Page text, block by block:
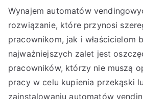
Wynajem automatów
rozwiązanie, które przynosi
pracownikom, jak i właścicielom
najważniejszych zalet jest
pracowników, którzy nie muszą
pracy w celu kupienia przekąski
zainstalowaniu automatów